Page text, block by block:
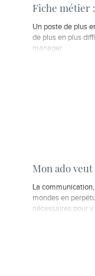
Fiche métier
Un poste de plus
de plus en plus
manager.
Mon ado veut
La
mondes en
nécessaires pour